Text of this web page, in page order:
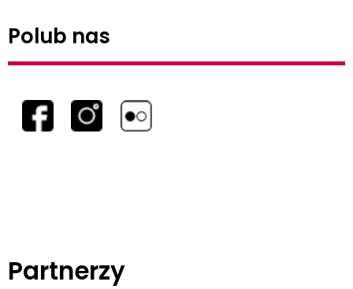
Polub nas
Partnerzy